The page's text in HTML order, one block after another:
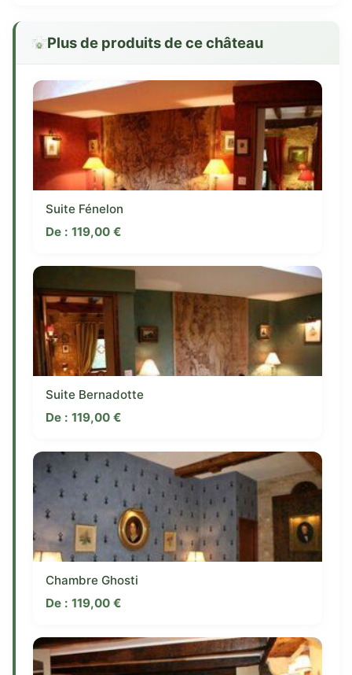
Plus de produits de ce château
Suite Fénelon
De : 119,00 €
Suite Bernadotte
De : 119,00 €
Chambre Ghosti
De : 119,00 €